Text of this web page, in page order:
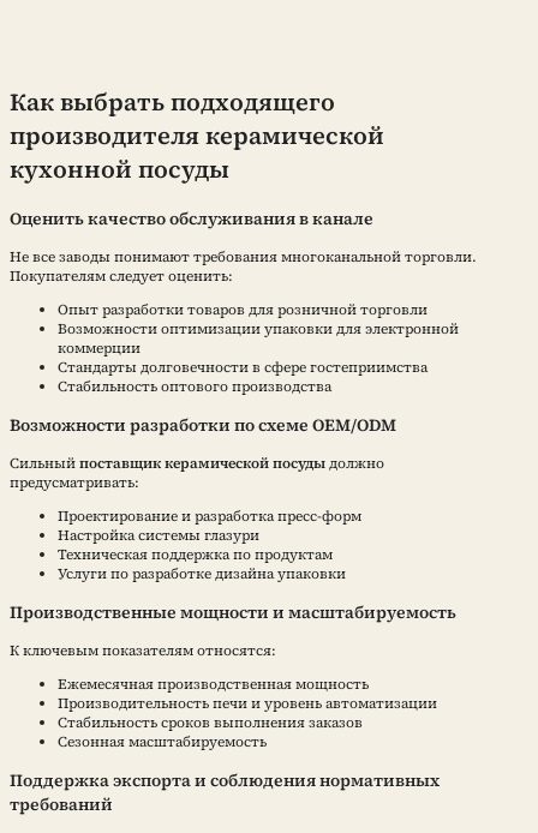
Как выбрать подходящего
производителя керамической
кухонной посуды
Оценить качество обслуживания в канале
Не все заводы понимают требования многоканальной торговли.
Покупателям следует оценить:
Опыт разработки товаров для розничной торговли
Возможности оптимизации упаковки для электронной
коммерции
Стандарты долговечности в сфере гостеприимства
Стабильность оптового производства
Возможности разработки по схеме OEM/ODM
Сильныйпоставщик керамической посудыдолжно
предусматривать:
Проектирование и разработка пресс-форм
Настройка системы глазури
Техническая поддержка по продуктам
Услуги по разработке дизайна упаковки
Производственные мощности и масштабируемость
К ключевым показателям относятся:
Ежемесячная производственная мощность
Производительность печи и уровень автоматизации
Стабильность сроков выполнения заказов
Сезонная масштабируемость
Поддержка экспорта и соблюдения нормативных
требований